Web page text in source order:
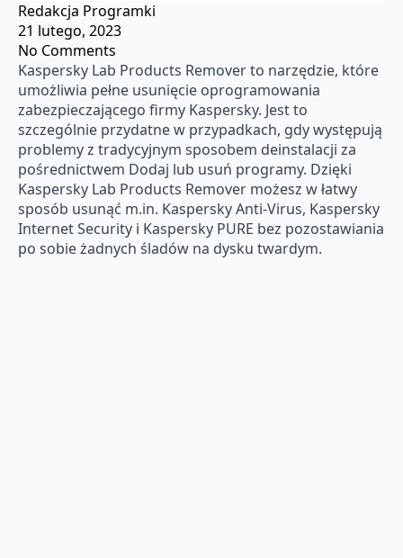
Redakcja Programki
21 lutego, 2023
No Comments
Kaspersky Lab Products Remover to narzędzie, które
umożliwia pełne usunięcie oprogramowania
zabezpieczającego firmy Kaspersky. Jest to
szczególnie przydatne w przypadkach, gdy występują
problemy z tradycyjnym sposobem deinstalacji za
pośrednictwem Dodaj lub usuń programy. Dzięki
Kaspersky Lab Products Remover możesz w łatwy
sposób usunąć m.in. Kaspersky Anti-Virus, Kaspersky
Internet Security i Kaspersky PURE bez pozostawiania
po sobie żadnych śladów na dysku twardym.